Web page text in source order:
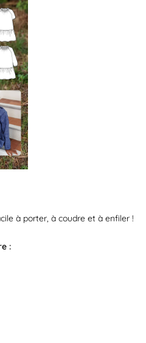
à porter, à coudre et à enfiler !
: